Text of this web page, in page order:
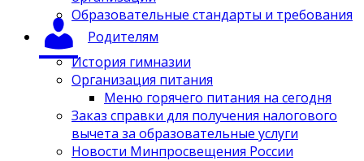
Образовательные стандарты и требования
Родителям
История гимназии
Организация питания
Меню горячего питания на сегодня
Заказ справки для получения налогового
вычета за образовательные услуги
Новости Минпросвещения России